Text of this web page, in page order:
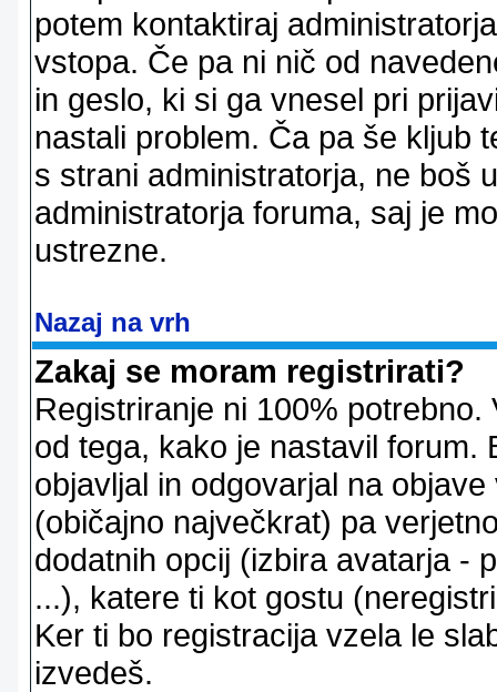
potem kontaktiraj
vstopa. Če pa ni nič od
in geslo, ki si ga vnesel pri
nastali problem. Ča pa še kljub
s strani administratorja, ne boš
administratorja foruma, saj je
ustrezne.
Nazaj na vrh
Zakaj se moram registrirati?
Registriranje ni 100%
od tega, kako je nastavil forum.
objavljal in odgovarjal na
(običajno največkrat) pa
dodatnih opcij (izbira avatarja -
...), katere ti kot gostu
Ker ti bo registracija vzela le
izvedeš.